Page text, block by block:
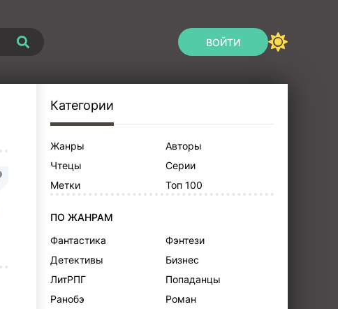
ВОЙТИ
Категории
Жанры
Авторы
Чтецы
Серии
Метки
Топ 100
ПО ЖАНРАМ
Фантастика
Фэнтези
Детективы
Бизнес
ЛитРПГ
Попаданцы
Ранобэ
Роман